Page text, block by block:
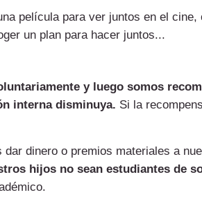
película para ver juntos en el
un plan para hacer juntos...
y luego somos
interna disminuya. Si la
dinero o premios materiales a
hijos no sean estudiantes de